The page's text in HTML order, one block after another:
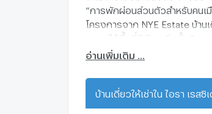
“การพักผ่อนส่วนตัวสําหรับคนเ
โครงการจาก NYE Estate บ้าน
เพราะให้พื้นที่สีเขียว อีกทั้งยัง
การเดินทางสะดวก
ทางด่วนศรีรัช (ด่านงาม
ทางด่วนศรีรัช (ด่านประช
รถไฟฟ้า สถานีแยกติวา
อ่านเพิ่มเติม ...